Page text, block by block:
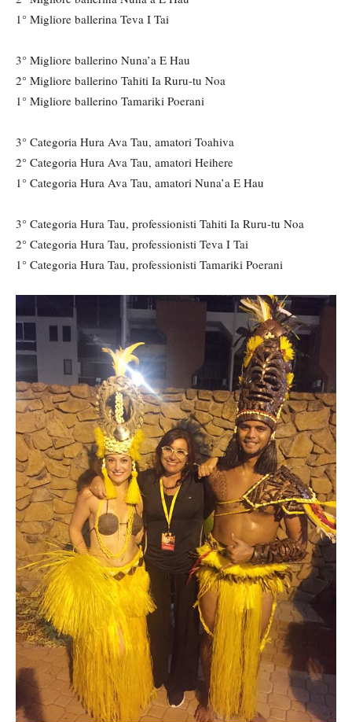
1° Migliore ballerina Teva I Tai
3° Migliore ballerino Nuna’a E Hau
2° Migliore ballerino Tahiti Ia Ruru-tu Noa
1° Migliore ballerino Tamariki Poerani
3° Categoria Hura Ava Tau, amatori Toahiva
2° Categoria Hura Ava Tau, amatori Heihere
1° Categoria Hura Ava Tau, amatori Nuna’a E Hau
3° Categoria Hura Tau, professionisti Tahiti Ia Ruru-tu Noa
2° Categoria Hura Tau, professionisti Teva I Tai
1° Categoria Hura Tau, professionisti Tamariki Poerani